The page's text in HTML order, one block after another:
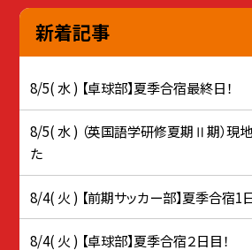
新着記事
8/5( 水 ) 【卓球部】夏季合宿最終日！
8/5( 水 ) （英国語学研修夏期Ⅱ期）現
た
8/4( 火 ) 【前期サッカー部】夏季合宿1
8/4( 火 ) 【卓球部】夏季合宿２日目！